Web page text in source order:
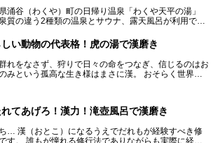
涌谷（わくや）町の日帰り温泉「わくや天平の湯」
質の違う2種類の温泉とサウナ、露天風呂が利用でき
い動物の代表格！虎の湯で漢磨き
れをなさず、狩りで日々の命をつなぎ、信じるのはお
みという孤高な生き様はまさに漢。 おそらく世界中
てあげろ！漢力！滝壺風呂で漢磨き
… 漢（おとこ）になるうえでだれもが経験すべき修
す。 誰もが憧れる修行法でありながらも実際に経験